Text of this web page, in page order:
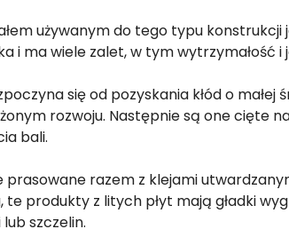
używanym do tego typu konstrukcji
i ma wiele zalet, w tym wytrzymałość i
się od pozyskania kłód o
rozwoju. Następnie są one cięte
bali.
prasowane razem z klejami
te produkty z litych płyt mają gładki
szczelin.